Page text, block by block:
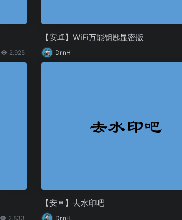
2,925
【安卓】WiFi万能钥匙显密版
DnnH
2,833
【安卓】去水印吧
DnnH